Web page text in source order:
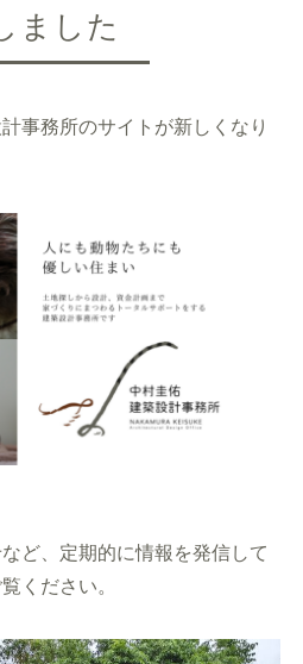
ました
事務所のサイトが新しくなり
ど、定期的に情報を発信して
ください。